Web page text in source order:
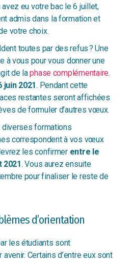
eu votre bac le 6 juillet,
admis dans la formation et
votre choix.
toutes par des refus ? Une
à vous pour vous donner une
de laphase complémentaire.
juin 2021. Pendant cette
restantes seront affichées
de formuler d’autres vœux.
formations
correspondent à vos vœux
les confirmer entre le
. Vous aurez ensuite
pour finaliser le reste de
d’orientation
les étudiants sont
Certains d’entre eux sont